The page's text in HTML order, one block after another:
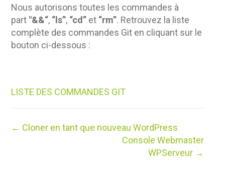
Nous autorisons toutes les commandes à
part "&&“, “ls”, “cd” et “rm”. Retrouvez la liste
complète des commandes Git en cliquant sur le
bouton ci-dessous :
LISTE DES COMMANDES GIT
Navigation
← Cloner en tant que nouveau WordPress
Console Webmaster
WPServeur →